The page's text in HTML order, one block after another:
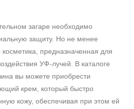
загаре необходимо
защиту. Но не менее
предназначенная для
УФ-лучей. В каталоге
вы можете приобрести
крем, который быстро
кожу, обеспечивая при этом ей